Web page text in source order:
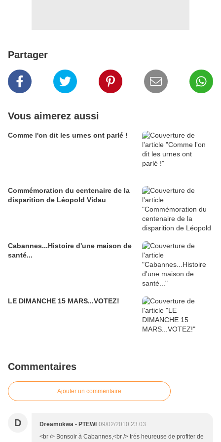
Partager
Vous aimerez aussi
Comme l'on dit les urnes ont parlé !
Commémoration du centenaire de la
disparition de Léopold Vidau
Cabannes...Histoire d'une maison de
santé...
LE DIMANCHE 15 MARS...VOTEZ!
Commentaires
Ajouter un commentaire
D Dreamokwa - PTEWI 09/02/2010 23:03
<br /> Bonsoir à Cabannes,<br /> trés heureuse de profiter de